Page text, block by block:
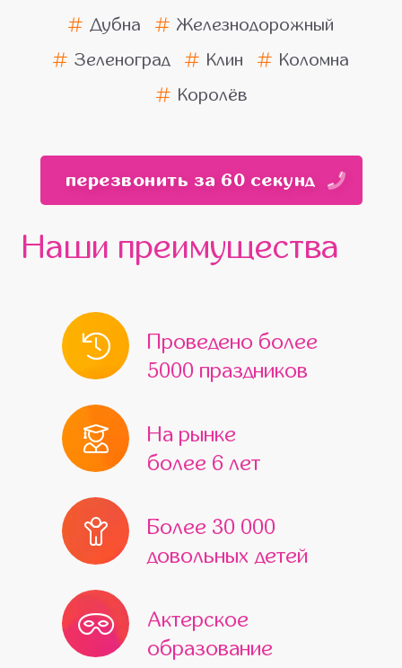
Дубна
Железнодорожный
Зеленоград
Клин
Коломна
Королёв
перезвонить за 60 секунд
Наши преимущества
Проведено более
5000 праздников
На рынке
более 6 лет
Более 30 000
довольных детей
Актерское
образование